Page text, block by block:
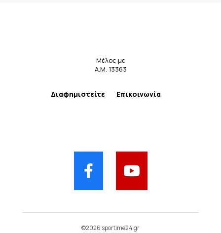
Μέλος με
Α.Μ. 13363
Διαφημιστείτε Επικοινωνία
©2026 sportime24.gr